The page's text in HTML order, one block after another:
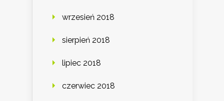
wrzesień 2018
sierpień 2018
lipiec 2018
czerwiec 2018